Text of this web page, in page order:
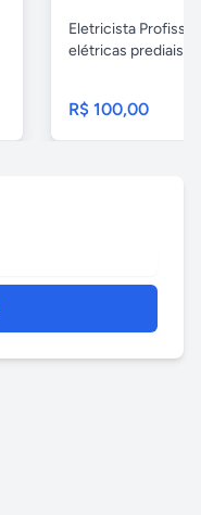
Eletricista
elétricas prediais e
R$ 100,00